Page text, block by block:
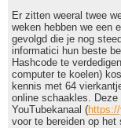
Er zitten weeral twee
weken hebben we een
gevolgd die je nog
informatici hun beste
Hashcode te
computer te koelen)
kennis met 64
online schaakles.
YouTubekanaal (
voor te bereiden op het